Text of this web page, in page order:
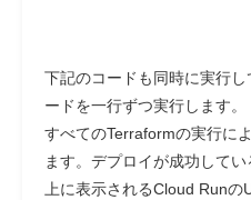
下記のコードも同時に実行
ードを一行ずつ実行します。
すべてのTerraformの実行に
ます。デプロイが成功して
上に表示されるCloud Run